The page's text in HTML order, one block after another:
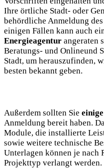
‍Ihre‍ örtliche Stadt- oder
behördliche Anmeldung
einigen Fällen kann auch
Energieagentur angeraten
Beratungs- und Onlineund
Stadt, um ​herauszufinden,⁣
besten bekannt geben.
Außerdem sollten Sie
Anmeldung bereit haben.
Module, die installierte
sowie weitere technische
Unterlagen können je nach
‍Projekttyp ⁢verlangt⁣ werden.